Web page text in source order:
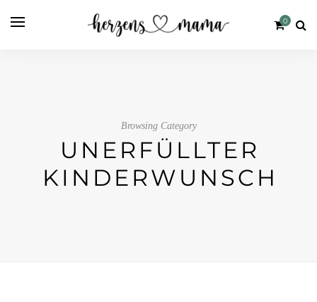
0
Browsing Category
UNERFÜLLTER
KINDERWUNSCH